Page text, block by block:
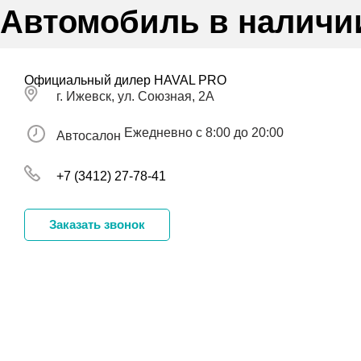
Автомобиль в
Официальный дилер HAVAL PRO
г. Ижевск, ул. Союзная, 2А
Автосалон Ежедневно с 8:00 до 20:00
+7 (3412) 27-78-41
Заказать звонок